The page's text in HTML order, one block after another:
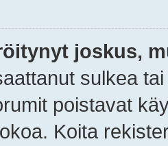
joskus,
sulkea
poistavat
Koita